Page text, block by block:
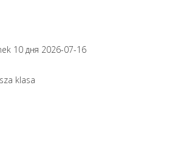
10 дня 2026-07-16
klasa